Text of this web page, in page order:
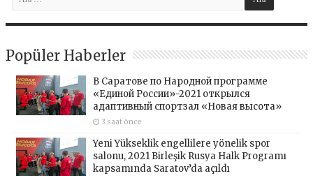
Popüler Haberler
В Саратове по Народной программе
«Единой России»-2021 открылся
адаптивный спортзал «Новая высота»
3 saat önce
Yeni Yükseklik engellilere yönelik spor
salonu, 2021 Birleşik Rusya Halk Programı
kapsamında Saratov’da açıldı